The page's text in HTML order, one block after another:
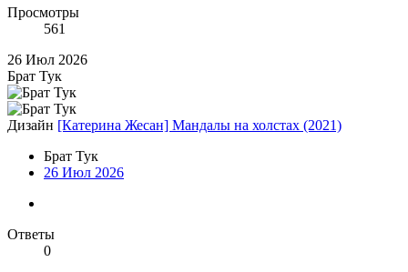
Просмотры
561
26 Июл 2026
Брат Тук
Дизайн [Катерина Жесан] Мандалы на холстах (2021)
Брат Тук
26 Июл 2026
Ответы
0